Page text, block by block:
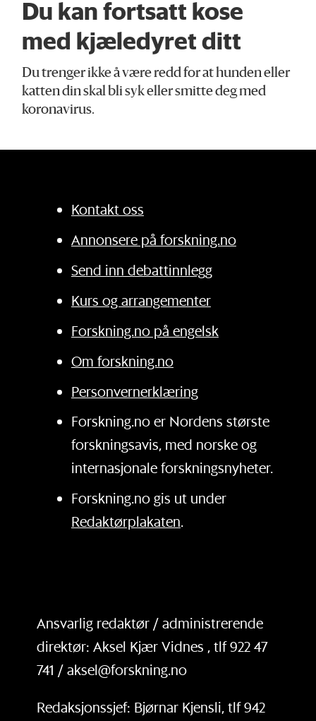
Du kan fortsatt kose
med kjæledyret ditt
Du trenger ikke å være redd for at hunden eller
katten din skal bli syk eller smitte deg med
koronavirus.
Kontakt oss
Annonsere på forskning.no
Send inn debattinnlegg
Kurs og arrangementer
Forskning.no på engelsk
Om forskning.no
Personvernerklæring
Forskning.no er Nordens største
forskningsavis, med norske og
internasjonale forskningsnyheter.
Forskning.no gis ut under
Redaktørplakaten.
Ansvarlig redaktør / administrerende
direktør: Aksel Kjær Vidnes , tlf 922 47
741 / aksel@forskning.no
Redaksjonssjef: Bjørnar Kjensli, tlf 942